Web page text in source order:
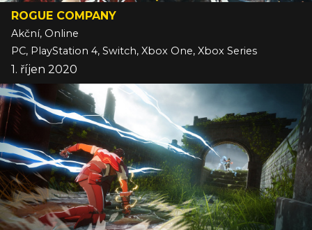
ROGUE COMPANY
Akční, Online
PC, PlayStation 4, Switch, Xbox One, Xbox Series
1. říjen 2020